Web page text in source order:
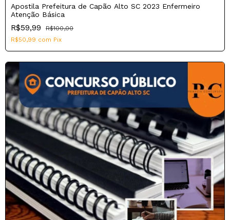
Apostila Prefeitura de Capão Alto SC 2023 Enfermeiro
Atenção Básica
R$59,99
R$100,00
R$50,99 com Pix